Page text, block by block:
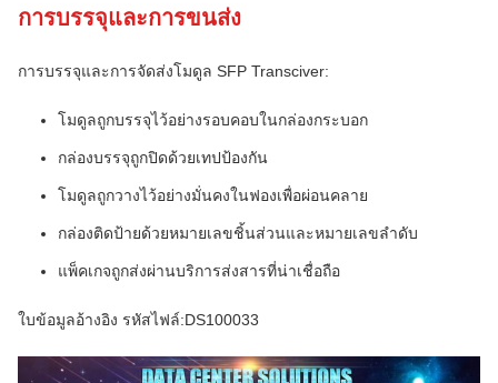
การบรรจุและการขนส่ง
การบรรจุและการจัดส่งโมดูล SFP Transciver:
โมดูลถูกบรรจุไว้อย่างรอบคอบในกล่องกระบอก
กล่องบรรจุถูกปิดด้วยเทปป้องกัน
โมดูลถูกวางไว้อย่างมั่นคงในฟองเพื่อผ่อนคลาย
กล่องติดป้ายด้วยหมายเลขชิ้นส่วนและหมายเลขลําดับ
แพ็คเกจถูกส่งผ่านบริการส่งสารที่น่าเชื่อถือ
ใบข้อมูลอ้างอิง รหัสไฟล์:DS100033